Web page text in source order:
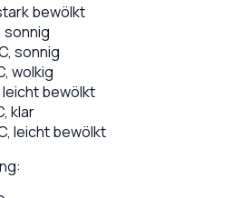
bewölkt
sonnig
sonnig
wolkig
leicht bewölkt
klar
leicht bewölkt